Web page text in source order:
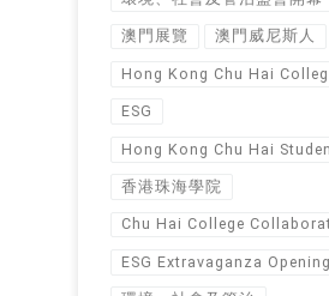
澳門展覽 澳門威尼斯人
Hong Kong Chu Hai
ESG
Hong Kong Chu Hai
香港珠海學院
Chu Hai College
ESG Extravaganza Opening